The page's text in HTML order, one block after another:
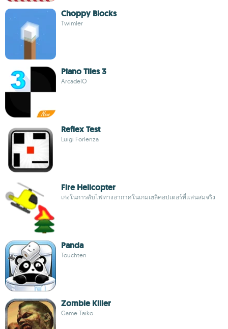
Choppy Blocks
Twimler
Piano Tiles 3
ArcadeIO
Reflex Test
Luigi Forlenza
Fire Helicopter
เก่งในการดับไฟทางอากาศในเกมเฮลิคอปเตอร์ที่แสนสมจริง
Panda
Touchten
Zombie Killer
Game Taiko